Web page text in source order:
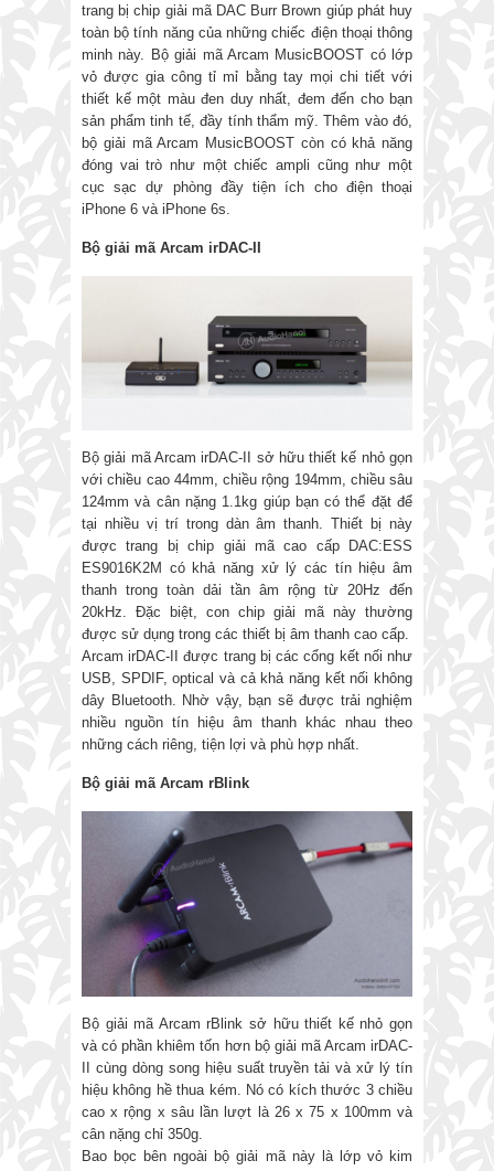
trang bị chip giải mã DAC Burr Brown giúp phát huy
toàn bộ tính năng của những chiếc điện thoại thông
minh này. Bộ giải mã Arcam MusicBOOST có lớp
vỏ được gia công tỉ mỉ bằng tay mọi chi tiết với
thiết kế một màu đen duy nhất, đem đến cho bạn
sản phẩm tinh tế, đầy tính thẩm mỹ. Thêm vào đó,
bộ giải mã Arcam MusicBOOST còn có khả năng
đóng vai trò như một chiếc ampli cũng như một
cục sạc dự phòng đầy tiện ích cho điện thoại
iPhone 6 và iPhone 6s.
Bộ giải mã Arcam irDAC-II
Bộ giải mã Arcam irDAC-II sở hữu thiết kế nhỏ gọn
với chiều cao 44mm, chiều rộng 194mm, chiều sâu
124mm và cân nặng 1.1kg giúp bạn có thể đặt để
tại nhiều vị trí trong dàn âm thanh. Thiết bị này
được trang bị chip giải mã cao cấp DAC:ESS
ES9016K2M có khả năng xử lý các tín hiệu âm
thanh trong toàn dải tần âm rộng từ 20Hz đến
20kHz. Đặc biệt, con chip giải mã này thường
được sử dụng trong các thiết bị âm thanh cao cấp.
Arcam irDAC-II được trang bị các cổng kết nối như
USB, SPDIF, optical và cả khả năng kết nối không
dây Bluetooth. Nhờ vậy, bạn sẽ được trải nghiệm
nhiều nguồn tín hiệu âm thanh khác nhau theo
những cách riêng, tiện lợi và phù hợp nhất.
Bộ giải mã Arcam rBlink
Bộ giải mã Arcam rBlink sở hữu thiết kế nhỏ gọn
và có phần khiêm tốn hơn bộ giải mã Arcam irDAC-
II cùng dòng song hiệu suất truyền tải và xử lý tín
hiệu không hề thua kém. Nó có kích thước 3 chiều
cao x rộng x sâu lần lượt là 26 x 75 x 100mm và
cân nặng chỉ 350g.
Bao bọc bên ngoài bộ giải mã này là lớp vỏ kim